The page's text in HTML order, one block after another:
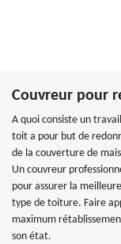
Couvreur pour
A quoi consiste un
toit a pour but de
de la couverture de
Un couvreur
pour assurer la
type de toiture. Faire
maximum
son état.